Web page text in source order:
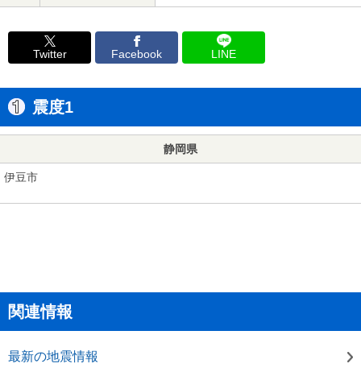
Twitter Facebook LINE
震度1
静岡県
伊豆市
関連情報
最新の地震情報